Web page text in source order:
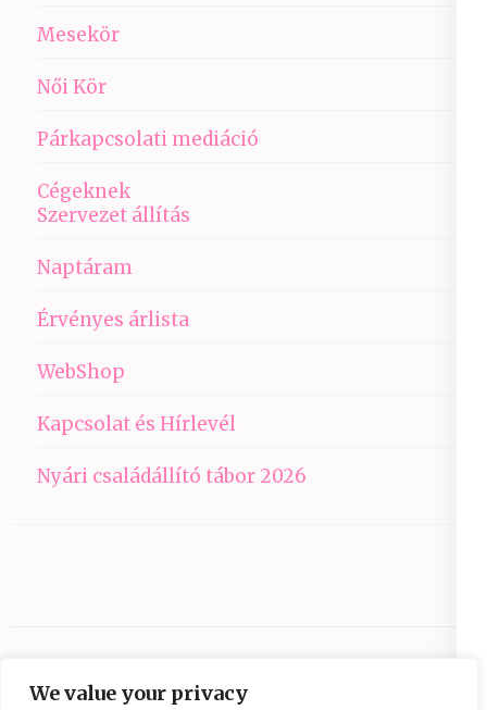
We value your privacy
Mesekör
Női Kör
Párkapcsolati mediáció
Cégeknek
Szervezet állítás
Naptáram
Érvényes árlista
WebShop
Kapcsolat és Hírlevél
Nyári családállító tábor 2026